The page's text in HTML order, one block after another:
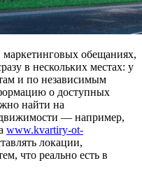
обещаниях,
в нескольких местах: у
и по независимым
о доступных
найти на
— например,
www.kvartiry-ot-
локации,
что реально есть в